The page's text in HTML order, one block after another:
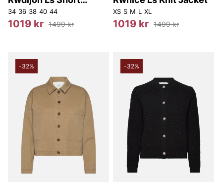
Jacket
34 36 38 40 44
1019 kr 1499 kr
XS S M L XL
1019 kr 1499 kr
-32% -32%